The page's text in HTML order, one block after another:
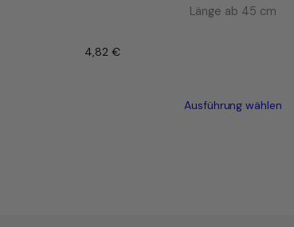
Länge ab 45 cm
4,82 €
Ausführung wählen